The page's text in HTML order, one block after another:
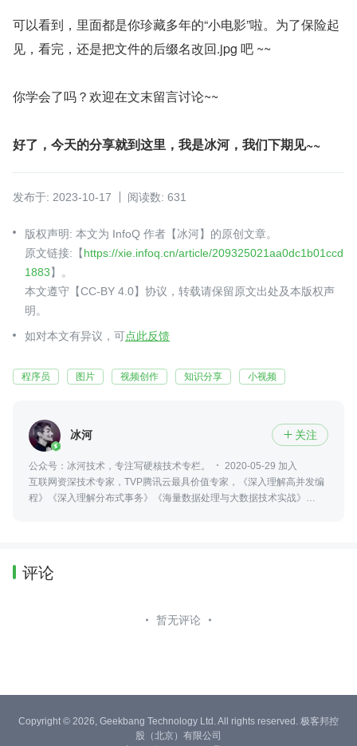
可以看到，里面都是你珍藏多年的“小电影”啦。为了保险起
见，看完，还是把文件的后缀名改回.jpg 吧 ~~
你学会了吗？欢迎在文末留言讨论~~
好了，今天的分享就到这里，我是冰河，我们下期见~~
发布于: 2023-10-17 阅读数: 631
版权声明: 本文为 InfoQ 作者【冰河】的原创文章。
原文链接:【https://xie.infoq.cn/article/209325021aa0dc1b01ccd
1883】。
本文遵守【CC-BY 4.0】协议，转载请保留原文出处及本版权声
明。
如对本文有异议，可点此反馈
程序员 图片 视频创作 知识分享 小视频
冰河  关注
公众号：冰河技术，专注写硬核技术专栏。
2020-05-29 加入
互联网资深技术专家，TVP腾讯云最具价值专家，《深入理解高并发编
程》《深入理解分布式事务》《海量数据处理与大数据技术实战》
评论
暂无评论
Copyright © 2026, Geekbang Technology Ltd. All rights reserved. 极客邦控
股（北京）有限公司